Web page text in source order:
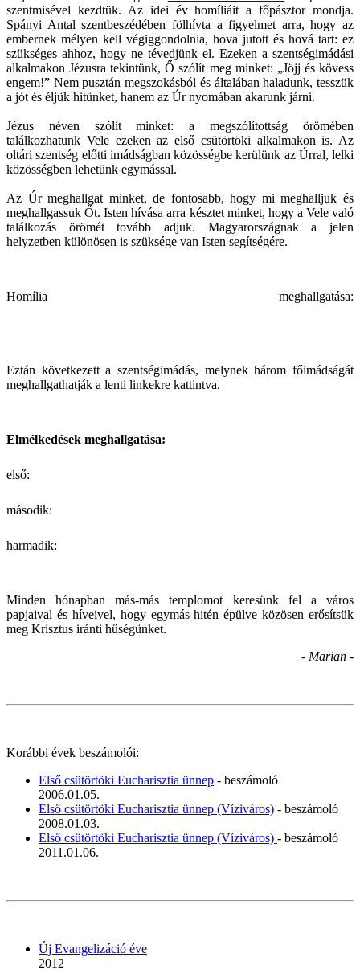
szentmisével kezdtük. Az idei év homíliáit a főpásztor mondja.
Spányi Antal szentbeszédében fölhívta a figyelmet arra, hogy az
embernek mélyen kell végiggondolnia, hova jutott és hová tart: ez
szükséges ahhoz, hogy ne tévedjünk el. Ezeken a szentségimádási
alkalmakon Jézusra tekintünk, Ő szólít meg minket: „Jöjj és kövess
engem!” Nem pusztán megszokásból és általában haladunk, tesszük
a jót és éljük hitünket, hanem az Úr nyomában akarunk járni.
Jézus néven szólít minket: a megszólítottság örömében
találkozhatunk Vele ezeken az első csütörtöki alkalmakon is. Az
oltári szentség előtti imádságban közösségbe kerülünk az Úrral, lelki
közösségben lehetünk egymással.
Az Úr meghallgat minket, de fontosabb, hogy mi meghalljuk és
meghallgassuk Őt. Isten hívása arra késztet minket, hogy a Vele való
találkozás örömét tovább adjuk. Magyarországnak a jelen
helyzetben különösen is szüksége van Isten segítségére.
Homília meghallgatása:
Eztán következett a szentségimádás, melynek három főimádságát
meghallgathatják a lenti linkekre kattintva.
Elmélkedések meghallgatása:
első:
második:
harmadik:
Minden hónapban más-más templomot keresünk fel a város
papjaival és híveivel, hogy egymás hitén épülve közösen erősítsük
meg Krisztus iránti hűségünket.
- Marian -
Korábbi évek beszámolói:
Első csütörtöki Eucharisztia ünnep - beszámoló
2006.01.05.
Első csütörtöki Eucharisztia ünnep (Víziváros) - beszámoló
2008.01.03.
Első csütörtöki Eucharisztia ünnep (Víziváros) - beszámoló
2011.01.06.
Új Evangelizáció éve
2012